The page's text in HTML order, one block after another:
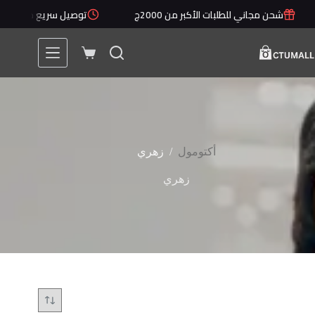
التجاوزشحن مجاني للطلبات الأكبر من 2000ج توصيل سريع خلال 1 - 5 أيام
عربة
أكتومول / زهري
زهري